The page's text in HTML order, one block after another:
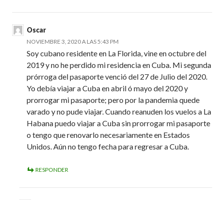
Oscar
NOVIEMBRE 3, 2020 A LAS 5:43 PM
Soy cubano residente en La Florida, vine en octubre del
2019 y no he perdido mi residencia en Cuba. Mi segunda
prórroga del pasaporte venció del 27 de Julio del 2020.
Yo debía viajar a Cuba en abril ó mayo del 2020 y
prorrogar mi pasaporte; pero por la pandemia quede
varado y no pude viajar. Cuando reanuden los vuelos a La
Habana puedo viajar a Cuba sin prorrogar mi pasaporte
o tengo que renovarlo necesariamente en Estados
Unidos. Aún no tengo fecha para regresar a Cuba.
RESPONDER